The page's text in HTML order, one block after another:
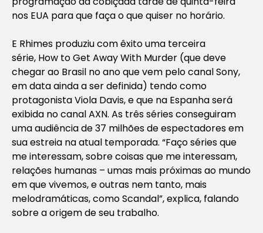
nos EUA para que faça o que quiser no horário.
E Rhimes produziu com êxito uma terceira
série, How to Get Away With Murder (que deve
chegar ao Brasil no ano que vem pelo canal Sony,
em data ainda a ser definida) tendo como
protagonista Viola Davis, e que na Espanha será
exibida no canal AXN. As três séries conseguiram
uma audiência de 37 milhões de espectadores em
sua estreia na atual temporada. “Faço séries que
me interessam, sobre coisas que me interessam,
relações humanas – umas mais próximas ao mundo
em que vivemos, e outras nem tanto, mais
melodramáticas, comoScandal”, explica, falando
sobre a origem de seu trabalho.